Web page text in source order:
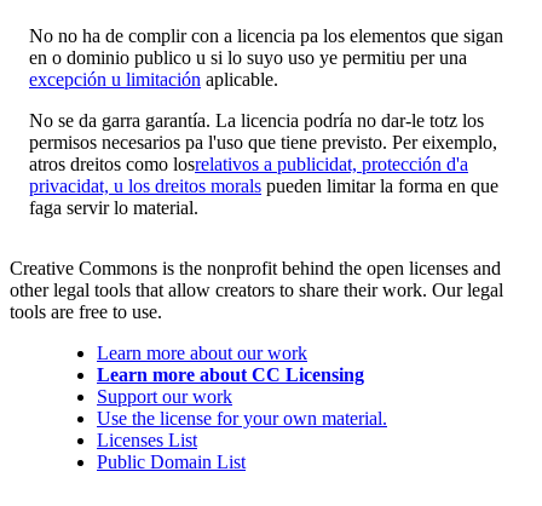
No no ha de complir con a licencia pa los elementos que sigan
en o dominio publico u si lo suyo uso ye permitiu per una
excepción u limitación aplicable.
No se da garra garantía. La licencia podría no dar-le totz los
permisos necesarios pa l'uso que tiene previsto. Per eixemplo,
atros dreitos como losrelativos a publicidat, protección d'a
privacidat, u los dreitos morals pueden limitar la forma en que
faga servir lo material.
Creative Commons is the nonprofit behind the open licenses and
other legal tools that allow creators to share their work. Our legal
tools are free to use.
Learn more about our work
Learn more about CC Licensing
Support our work
Use the license for your own material.
Licenses List
Public Domain List